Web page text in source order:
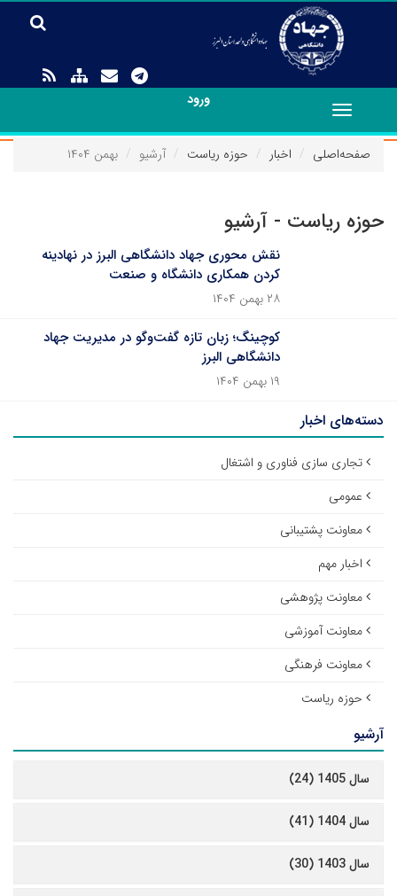
ورود
Toggle
navigation
صفحه‌اصلی
اخبار حوزه ریاست آرشیو بهمن ۱۴۰۴
حوزه ریاست - آرشیو
نقش محوری جهاد دانشگاهی البرز در نهادینه
کردن همکاری دانشگاه و صنعت
۲۸ بهمن ۱۴۰۴
کوچینگ؛ زبان تازه گفت‌وگو در مدیریت جهاد
دانشگاهی البرز
۱۹ بهمن ۱۴۰۴
دسته‌های اخبار
تجاری سازی فناوری و اشتغال
عمومی
معاونت پشتیبانی
اخبار مهم
معاونت پژوهشی
معاونت آموزشی
معاونت فرهنگی
حوزه ریاست
آرشیو
سال 1405 (24)
سال 1404 (41)
سال 1403 (30)